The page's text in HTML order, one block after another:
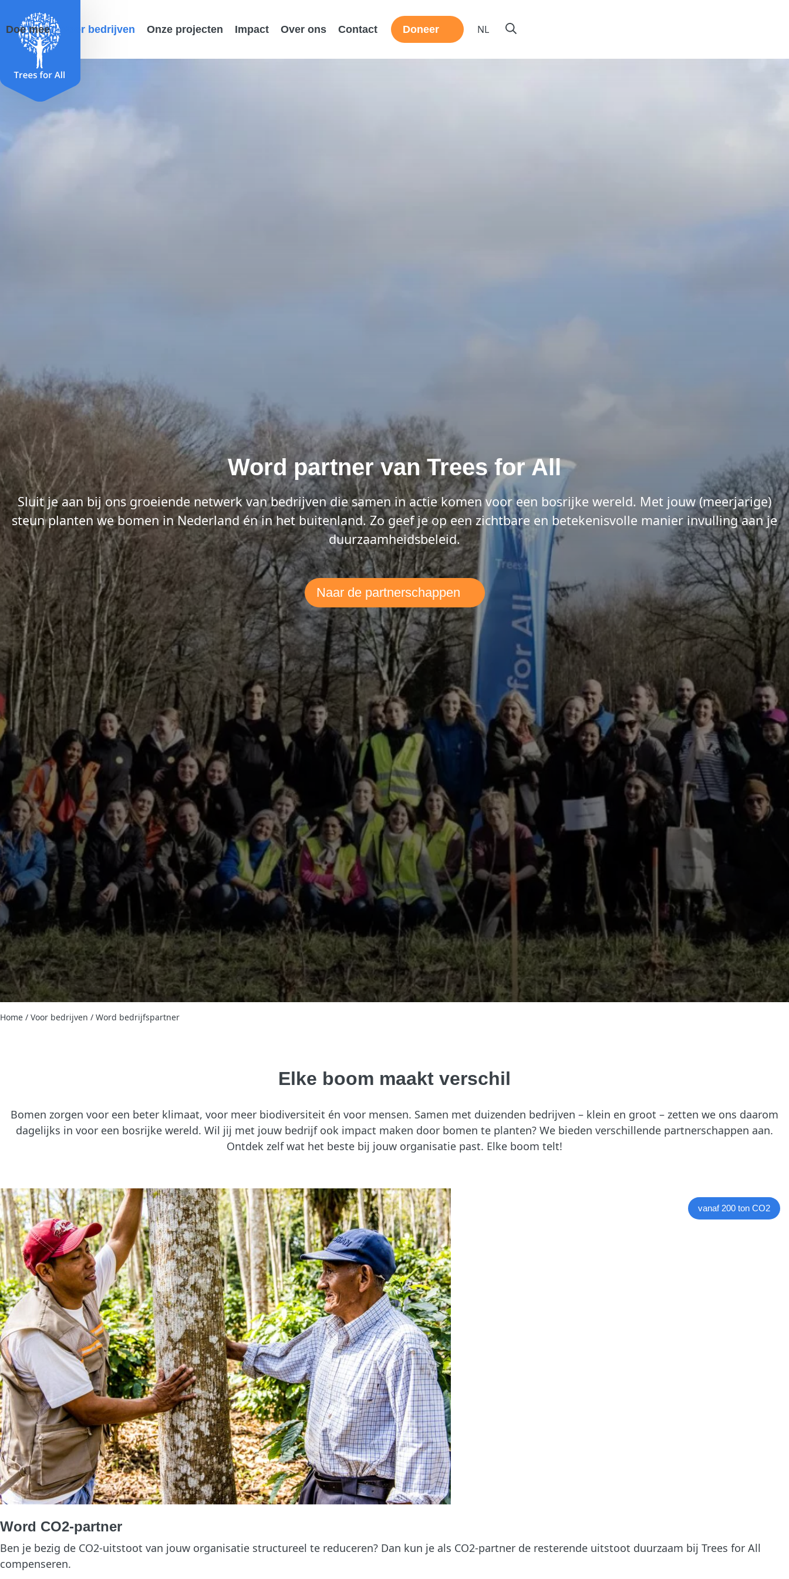
Doe mee Voor bedrijven Onze projecten Impact Over ons Contact Doneer NL
Word partner van Trees for All
Sluit je aan bij ons groeiende netwerk van bedrijven die samen in actie komen voor een bosrijke wereld. Met jouw (meerjarige)
steun planten we bomen in Nederland én in het buitenland. Zo geef je op een zichtbare en betekenisvolle manier invulling aan je
duurzaamheidsbeleid.
Naar de partnerschappen
Home / Voor bedrijven / Word bedrijfspartner
Elke boom maakt verschil
Bomen zorgen voor een beter klimaat, voor meer biodiversiteit én voor mensen. Samen met duizenden bedrijven – klein en groot – zetten we ons daarom
dagelijks in voor een bosrijke wereld. Wil jij met jouw bedrijf ook impact maken door bomen te planten? We bieden verschillende partnerschappen aan.
Ontdek zelf wat het beste bij jouw organisatie past. Elke boom telt!
vanaf 200 ton CO2
Word CO2-partner
Ben je bezig de CO2-uitstoot van jouw organisatie structureel te reduceren? Dan kun je als CO2-partner de resterende uitstoot duurzaam bij Trees for All
compenseren.